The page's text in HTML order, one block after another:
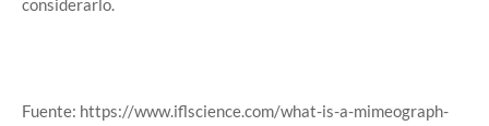
considerarlo.
Fuente: https://www.iflscience.com/what-is-a-mimeograph-